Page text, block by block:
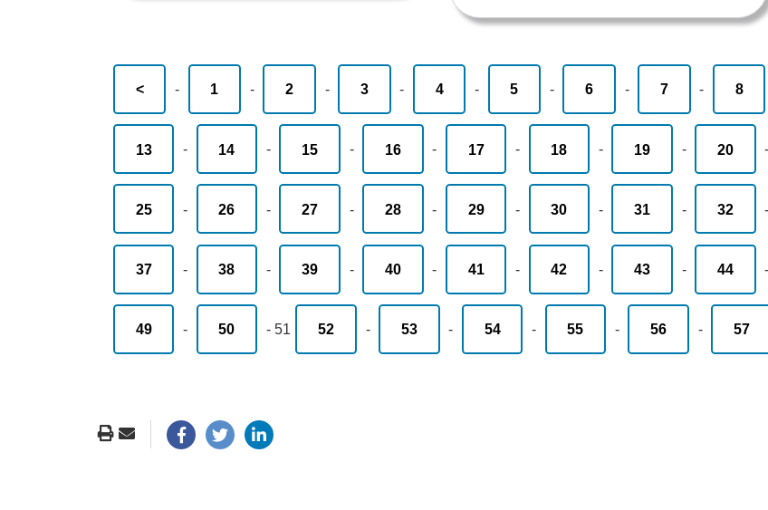
< - 1 - 2 - 3 - 4 - 5 - 6 - 7 - 8
13 - 14 - 15 - 16 - 17 - 18 - 19 - 20 -
25 - 26 - 27 - 28 - 29 - 30 - 31 - 32 -
37 - 38 - 39 - 40 - 41 - 42 - 43 - 44 -
49 - 50 - 51 52 - 53 - 54 - 55 - 56 - 57